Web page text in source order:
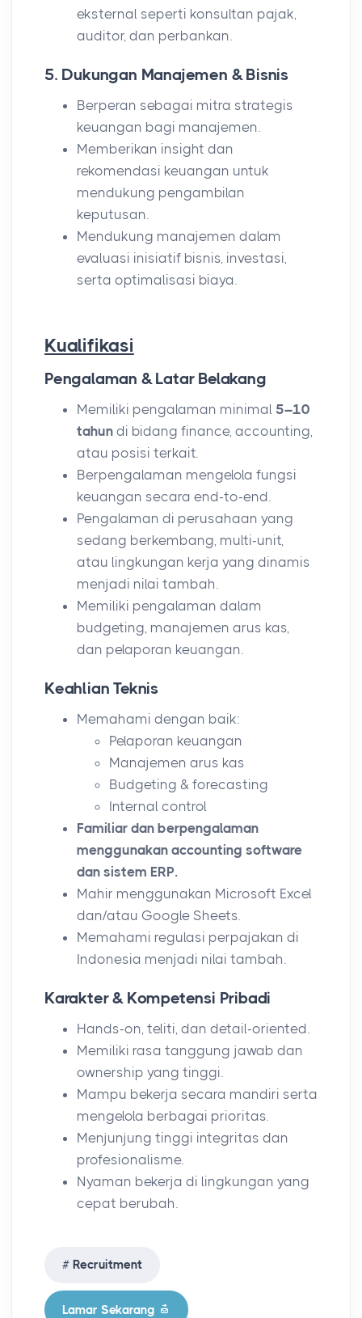
eksternal seperti konsultan pajak,
auditor, dan perbankan.
5. Dukungan Manajemen & Bisnis
Berperan sebagai mitra strategis
keuangan bagi manajemen.
Memberikan insight dan
rekomendasi keuangan untuk
mendukung pengambilan
keputusan.
Mendukung manajemen dalam
evaluasi inisiatif bisnis, investasi,
serta optimalisasi biaya.
Kualifikasi
Pengalaman & Latar Belakang
Memiliki pengalaman minimal 5–10
tahun di bidang finance, accounting,
atau posisi terkait.
Berpengalaman mengelola fungsi
keuangan secara end-to-end.
Pengalaman di perusahaan yang
sedang berkembang, multi-unit,
atau lingkungan kerja yang dinamis
menjadi nilai tambah.
Memiliki pengalaman dalam
budgeting, manajemen arus kas,
dan pelaporan keuangan.
Keahlian Teknis
Memahami dengan baik:
Pelaporan keuangan
Manajemen arus kas
Budgeting & forecasting
Internal control
Familiar dan berpengalaman
menggunakan accounting software
dan sistem ERP.
Mahir menggunakan Microsoft Excel
dan/atau Google Sheets.
Memahami regulasi perpajakan di
Indonesia menjadi nilai tambah.
Karakter & Kompetensi Pribadi
Hands-on, teliti, dan detail-oriented.
Memiliki rasa tanggung jawab dan
ownership yang tinggi.
Mampu bekerja secara mandiri serta
mengelola berbagai prioritas.
Menjunjung tinggi integritas dan
profesionalisme.
Nyaman bekerja di lingkungan yang
cepat berubah.
Recruitment
Lamar Sekarang